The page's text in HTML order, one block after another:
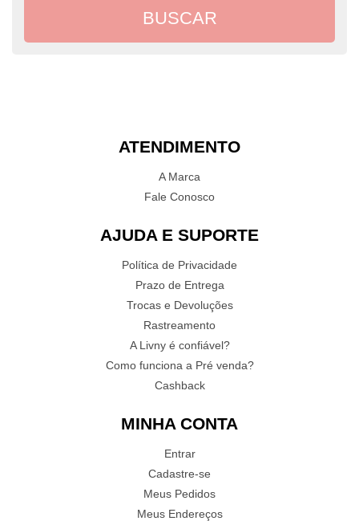
ATENDIMENTO
A Marca
Fale Conosco
AJUDA E SUPORTE
Política de Privacidade
Prazo de Entrega
Trocas e Devoluções
Rastreamento
A Livny é confiável?
Como funciona a Pré venda?
Cashback
MINHA CONTA
Entrar
Cadastre-se
Meus Pedidos
Meus Endereços